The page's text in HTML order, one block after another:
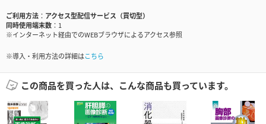
ご利用方法
アクセス型配信サービス（買切型）
同時使用端末数
1
※インターネット経由でのWEBブラウザによるアクセス参照
※導入・利用方法の詳細はこちら
この商品を買った人は、こんな商品も買っています。